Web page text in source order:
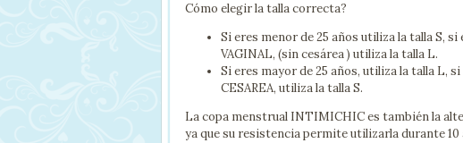
Cómo elegir la talla correcta?
Si eres menor de 25 años utiliza la talla S,
VAGINAL, (sin cesárea ) utiliza la talla L.
Si eres mayor de 25 años, utiliza la talla L,
CESAREA, utiliza la talla S.
La copa menstrual INTIMICHIC es también la
ya que su resistencia permite utilizarla durante